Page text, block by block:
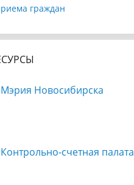
граждан
Мэрия Новосибирска
Контрольно-счетная палата